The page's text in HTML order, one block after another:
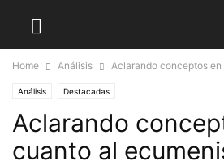
Home Análisis Aclarando conceptos
Análisis Destacadas
Aclarando
cuanto al